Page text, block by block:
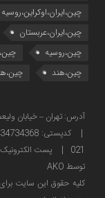
چین،ایران،اوکراین،روسیه
چین،ایران،عربستان
چین،روسیه
چین،هند
021 | پست الکترونیک سردبیر ایراس : sardabir@iras.ir |
توسط AKO
كليه حقوق این سایت